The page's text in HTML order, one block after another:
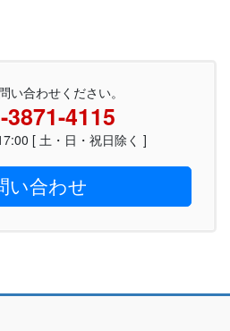
い合わせください。
3871-4115
[ 土・日・祝日除く ]
い合わせ